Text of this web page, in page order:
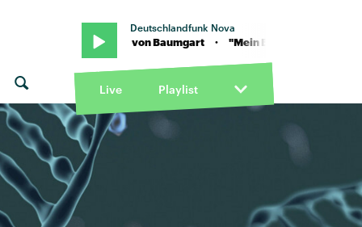
Deutschlandfunk Nova
Babe" von Baumgart · "Mein Babe" von Baumgart
Live Playlist